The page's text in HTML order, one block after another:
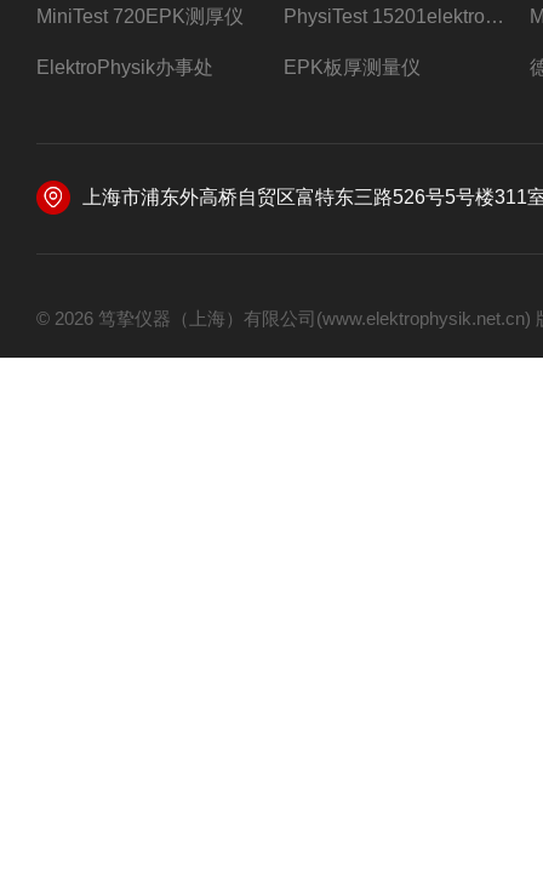
MiniTest 720EPK测厚仪 PhysiTest 15201elektrophysik测厚仪
ElektroPhysik办事处 EPK板厚测量仪
上海市浦东外高桥自贸区富特东三路526号5号楼311
© 2026 笃挚仪器（上海）有限公司